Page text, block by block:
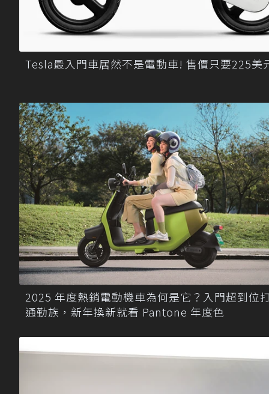
Tesla最入門車居然不是電動車! 售價只要225美
2025 年度熱銷電動機車為何是它？入門超到位
通勤族，新年換新就看 Pantone 年度色